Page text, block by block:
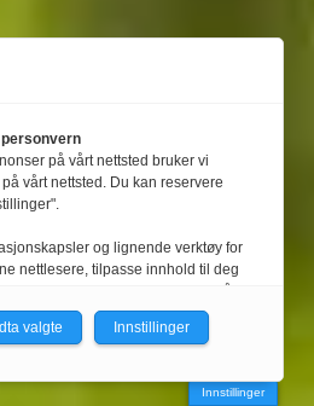
Innstillinger
på vårt nettsted bruker vi
vårt nettsted. Du kan reservere
og lignende verktøy for
nettlesere, tilpasse innhold til deg
nettstedene til medlemmene i
fra dine besøk på tvers av
valgte Innstillinger